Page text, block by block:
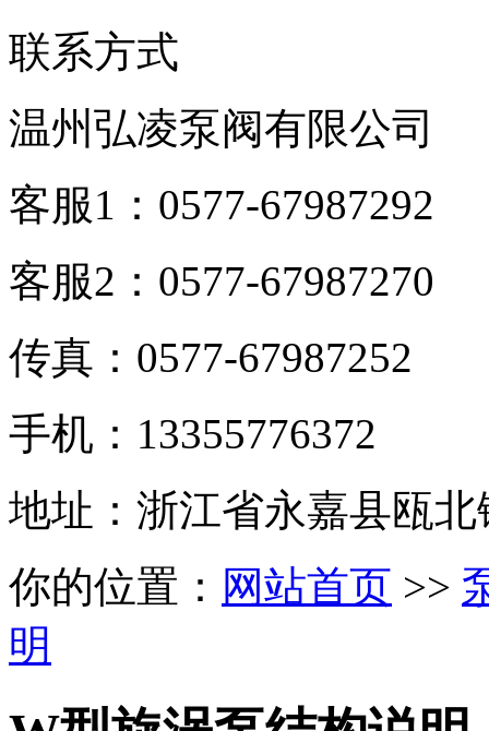
联系方式
温州弘凌泵阀有限公司
客服1：0577-67987292
客服2：0577-67987270
传真：0577-67987252
手机：13355776372
地址：浙江省永嘉县瓯
你的位置： 网站首页 >>
明